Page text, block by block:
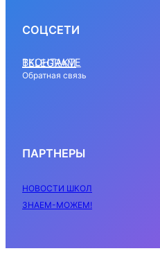
СОЦСЕТИ
ВКОНТАКТЕ
TELEGRAM
Обратная связь
ПАРТНЕРЫ
НОВОСТИ ШКОЛ
ЗНАЕМ-МОЖЕМ!